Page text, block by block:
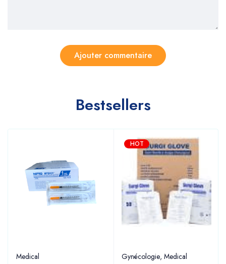
Bestsellers
Medical
HOT
Gynécologie, Medical